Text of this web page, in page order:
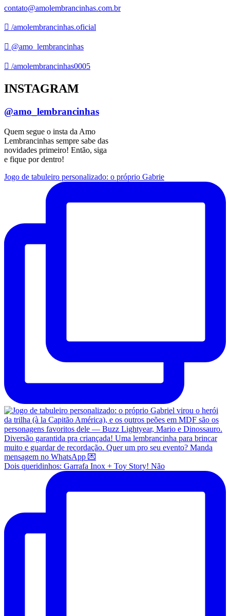
contato@amolembrancinhas.com.br
/amolembrancinhas.oficial
@amo_lembrancinhas
/amolembrancinhas0005
INSTAGRAM
@amo_lembrancinhas
Quem segue o insta da Amo
Lembrancinhas sempre sabe das
novidades primeiro! Então, siga
e fique por dentro!
Jogo de tabuleiro personalizado: o próprio Gabrie
Dois queridinhos: Garrafa Inox + Toy Story! Não